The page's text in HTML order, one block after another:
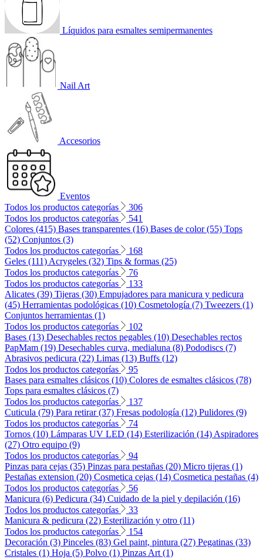
Líquidos para esmaltes semipermanentes
Nail Art
Accesorios
Eventos
Todos los productos categorías
306
Todos los productos categorías
541
Colores (415) Bases transparentes (16) Bases de color (55) Tops
(52) Conjuntos (3)
Todos los productos categorías
168
Geles (111) Acrygeles (32) Tips & formas (25)
Todos los productos categorías
76
Todos los productos categorías
133
Alicates (39) Tijeras (30) Empujadores para manicura y pedicura
(45) Herramientas podológicas (10) Cosmetología (7) Tweezers (1)
Conjuntos herramientas (1)
Todos los productos categorías
102
Bases (13) Desechables rectos pegables (10) Desechables rectos
PapMam (19) Desechables curva, medialuna (8) Pododiscs (7)
Abrasivos pedicura (22) Limas (13) Buffs (12)
Todos los productos categorías
95
Bases para esmaltes clásicos (10) Colores de esmaltes clásicos (78)
Tops para esmaltes clásicos (7)
Todos los productos categorías
137
Cuticula (79) Para retirar (37) Fresas podología (12) Pulidores (9)
Todos los productos categorías
74
Tornos (10) Lámparas UV LED (14) Esterilización (14) Aspiradores
(27) Otro equipo (9)
Todos los productos categorías
94
Pinzas para cejas (35) Pinzas para pestañas (20) Micro tijeras (1)
Pestañas extension (20) Cosmetica cejas (14) Cosmetica pestañas (4)
Todos los productos categorías
56
Manicura (6) Pedicura (34) Cuidado de la piel y depilación (16)
Todos los productos categorías
33
Manicura & pedicura (22) Esterilización y otro (11)
Todos los productos categorías
154
Decoración (3) Pinceles (83) Gel paint, pintura (27) Pegatinas (33)
Cristales (1) Hoja (5) Polvo (1) Pinzas Art (1)